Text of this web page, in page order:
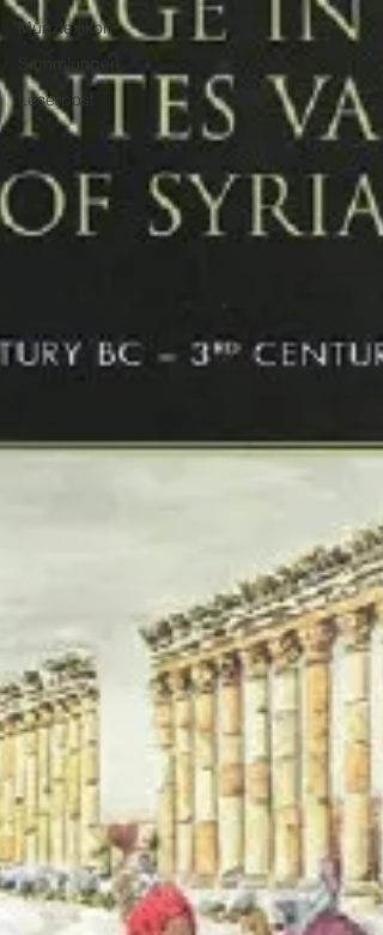
Münzlexikon
Sammlungen
Leserpost